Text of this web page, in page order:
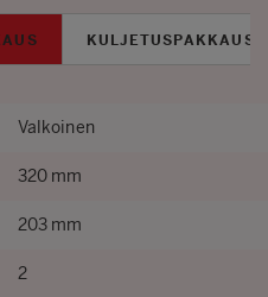
KULJETUSPAKKAUS
Valkoinen
320 mm
203 mm
2